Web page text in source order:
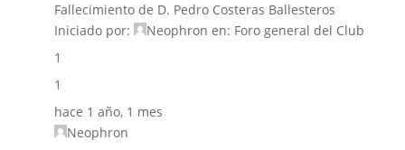
Fallecimiento de D. Pedro Costeras Ballesteros
Iniciado por:
Neophron en: Foro general del Club
1
1
hace 1 año, 1 mes
Neophron